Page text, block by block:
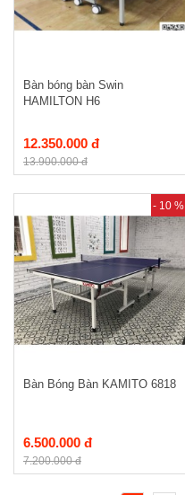
Bàn bóng bàn Swin
HAMILTON H6
12.350.000 đ
13.900.000 đ
- 10 %
Bàn Bóng Bàn KAMITO 6818
6.500.000 đ
7.200.000 đ